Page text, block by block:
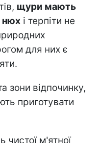
щури мають
нюх і терпіти не
для них є
зони відпочинку,
приготувати
чистої м'ятної